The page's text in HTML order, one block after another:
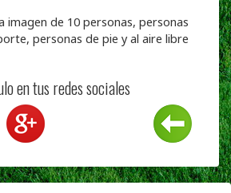
en tus redes sociales